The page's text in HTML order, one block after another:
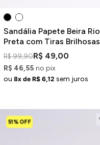
Sandália Papete Beira Rio
Preta com Tiras Brilhosas
R$ 99,90R$ 49,00
R$ 46,55 no pix
ou 8x de R$ 6,12 sem juros
51% OFF